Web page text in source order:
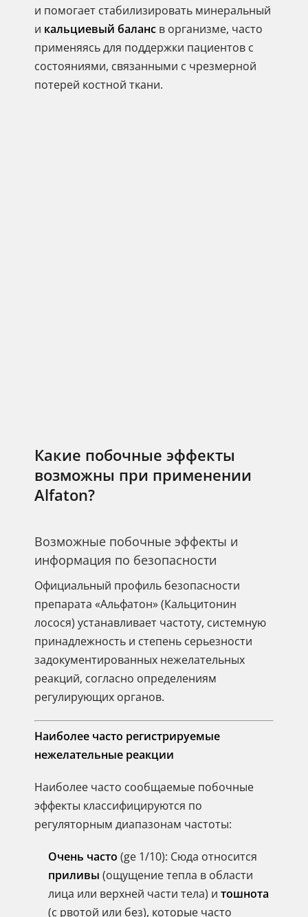
и помогает стабилизировать минеральный
и кальциевый баланс в организме, часто
применяясь для поддержки пациентов с
состояниями, связанными с чрезмерной
потерей костной ткани.
Какие побочные эффекты
возможны при применении
Alfaton?
Возможные побочные эффекты и
информация по безопасности
Официальный профиль безопасности
препарата «Альфатон» (Кальцитонин
лосося) устанавливает частоту, системную
принадлежность и степень серьезности
задокументированных нежелательных
реакций, согласно определениям
регулирующих органов.
Наиболее часто регистрируемые
нежелательные реакции
Наиболее часто сообщаемые побочные
эффекты классифицируются по
регуляторным диапазонам частоты:
Очень часто (ge 1/10): Сюда относится
приливы (ощущение тепла в области
лица или верхней части тела) и тошнота
(с рвотой или без), которые часто